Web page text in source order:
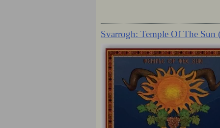
Svarrogh: Temple Of The Sun